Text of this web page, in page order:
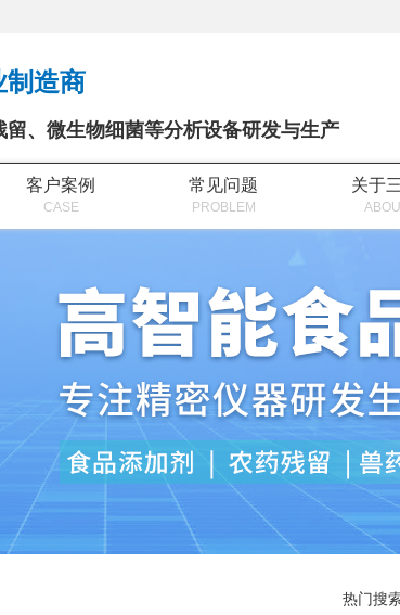
制造商
、微生物细菌等分析设备研发与生产
客户案例
CASE
常见问题
PROBLEM
关于
热门搜